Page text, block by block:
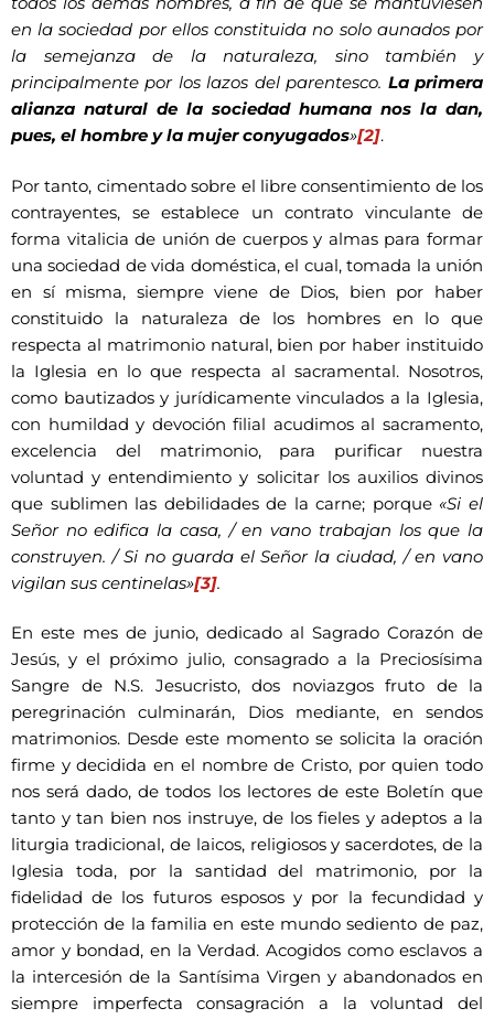
en la sociedad por ellos constituida no solo aunados por
la semejanza de la naturaleza, sino también y
principalmente por los lazos del parentesco. La primera
alianza natural de la sociedad humana nos la dan,
pues, el hombre y la mujer conyugados»[2].
Por tanto, cimentado sobre el libre consentimiento de los
contrayentes, se establece un contrato vinculante de
forma vitalicia de unión de cuerpos y almas para formar
una sociedad de vida doméstica, el cual, tomada la unión
en sí misma, siempre viene de Dios, bien por haber
constituido la naturaleza de los hombres en lo que
respecta al matrimonio natural, bien por haber instituido
la Iglesia en lo que respecta al sacramental. Nosotros,
como bautizados y jurídicamente vinculados a la Iglesia,
con humildad y devoción filial acudimos al sacramento,
excelencia del matrimonio, para purificar nuestra
voluntad y entendimiento y solicitar los auxilios divinos
que sublimen las debilidades de la carne; porque «Si el
Señor no edifica la casa, / en vano trabajan los que la
construyen. / Si no guarda el Señor la ciudad, / en vano
vigilan sus centinelas»[3].
En este mes de junio, dedicado al Sagrado Corazón de
Jesús, y el próximo julio, consagrado a la Preciosísima
Sangre de N.S. Jesucristo, dos noviazgos fruto de la
peregrinación culminarán, Dios mediante, en sendos
matrimonios. Desde este momento se solicita la oración
firme y decidida en el nombre de Cristo, por quien todo
nos será dado, de todos los lectores de este Boletín que
tanto y tan bien nos instruye, de los fieles y adeptos a la
liturgia tradicional, de laicos, religiosos y sacerdotes, de la
Iglesia toda, por la santidad del matrimonio, por la
fidelidad de los futuros esposos y por la fecundidad y
protección de la familia en este mundo sediento de paz,
amor y bondad, en la Verdad. Acogidos como esclavos a
la intercesión de la Santísima Virgen y abandonados en
siempre imperfecta consagración a la voluntad del